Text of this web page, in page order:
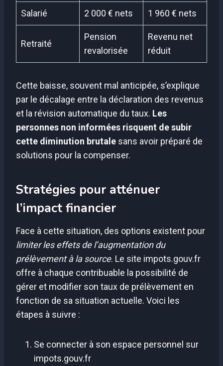
Salarié 2 000 € nets 1 960 € nets
Retraité
Pension
revalorisée
Revenu net
réduit
Cette baisse, souvent mal anticipée, s’explique
par le décalage entre la déclaration des revenus
et la révision automatique du taux. Les
personnes non informées risquent de subir
cette diminution brutale sans avoir préparé de
solutions pour la compenser.
Stratégies pour atténuer
l’impact financier
Face à cette situation, des options existent pour
limiter les effets de l’augmentation du
prélèvement à la source. Le site impots.gouv.fr
offre à chaque contribuable la possibilité de
gérer et modifier son taux de prélèvement en
fonction de sa situation actuelle. Voici les
étapes à suivre :
Se connecter à son espace personnel sur
impots.gouv.fr